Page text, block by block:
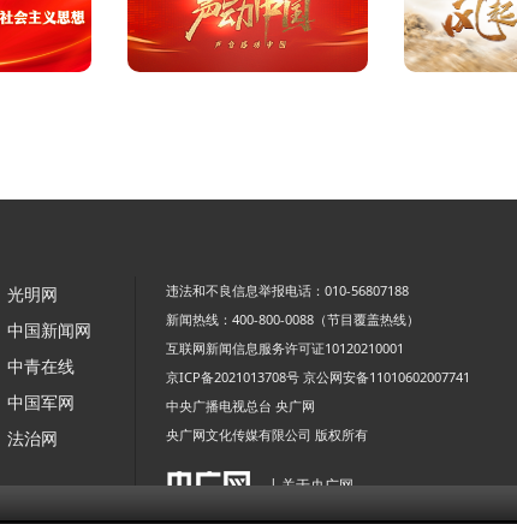
光明网
中国新闻网
中青在线
中国军网
法治网
违法和不良信息举报电话：010-56807188
新闻热线：400-800-0088（节目覆盖热线）
互联网新闻信息服务许可证10120210001
京ICP备2021013708号 京公网安备11010602007741
中央广播电视总台 央广网
央广网文化传媒有限公司 版权所有
| 关于央广网